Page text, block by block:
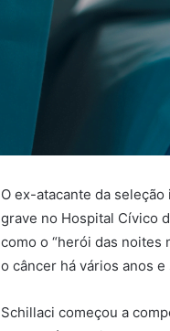
O ex-atacante da
grave no Hospital Cívico
como o “herói das noites
o câncer há vários anos
Schillaci começou a